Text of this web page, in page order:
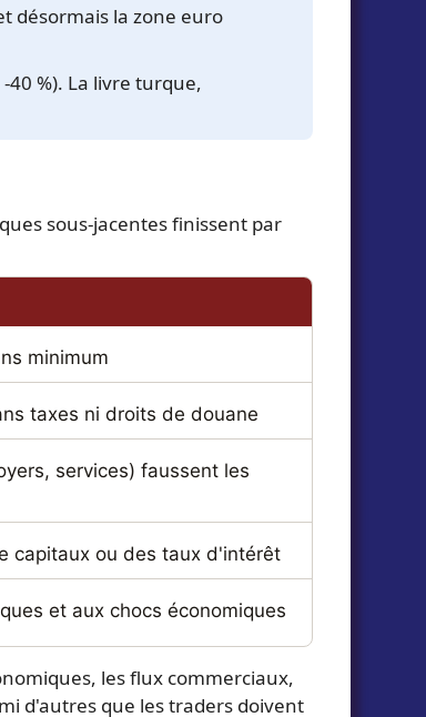
désormais la zone euro
%). La livre turque,
sous-jacentes finissent par
minimum
taxes ni droits de douane
services) faussent les
capitaux ou des taux d'intérêt
et aux chocs économiques
les flux commerciaux,
d'autres que les traders doivent